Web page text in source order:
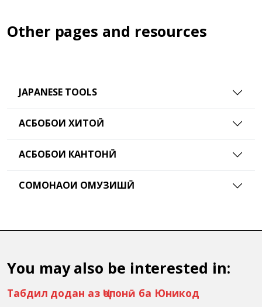
Other pages and resources
JAPANESE TOOLS
АСБОБҲОИ ХИТОӢ
АСБОБҲОИ КАНТОНӢ
СОМОНАҲОИ ОМУЗИШӢ
You may also be interested in:
Табдил додан аз Ҷопонӣ ба Юникод